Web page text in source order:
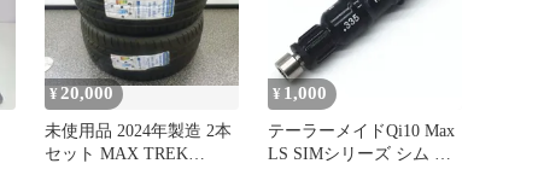
ップインナーバッグ
¥20,000
未使用品 2024年製造 2本
セット MAX TREK
¥ 1,000
テーラーメイドQi10 Max
LS SIMシリーズ シム マ